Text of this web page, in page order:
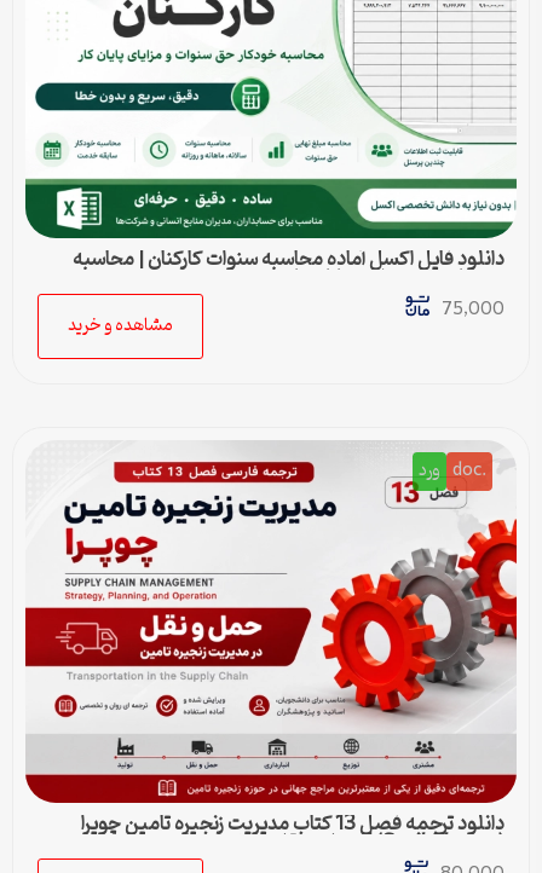
دانلود فایل اکسل آماده محاسبه سنوات کارکنان | محاسبه
خودکار حق سنوات و پایان کار
75,000
مشاهده و خرید
.doc ورد
دانلود ترجمه فصل 13 کتاب مدیریت زنجیره تامین چوپرا
(Sunil Chopra) | حمل و نقل در زنجیره تامین